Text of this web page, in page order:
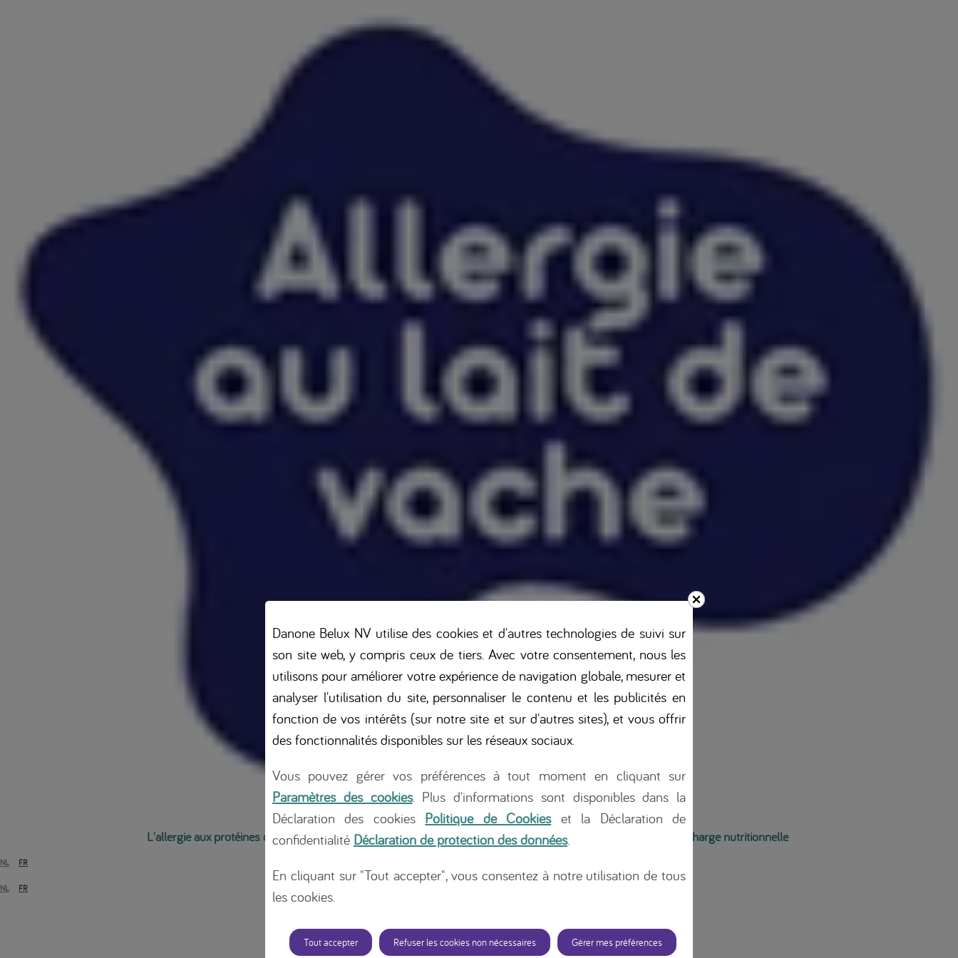
L'allergie aux protéines de lait de vache Les symptômes Le diagnostic Le traitement Prise en charge nutritionnelle
NL FR
NL FR
Danone Belux NV utilise des cookies et d'autres technologies de suivi sur
son site web, y compris ceux de tiers. Avec votre consentement, nous les
utilisons pour améliorer votre expérience de navigation globale, mesurer et
analyser l'utilisation du site, personnaliser le contenu et les publicités en
fonction de vos intérêts (sur notre site et sur d'autres sites), et vous offrir
des fonctionnalités disponibles sur les réseaux sociaux.
Vous pouvez gérer vos préférences à tout moment en cliquant sur
Paramètres des cookies. Plus d'informations sont disponibles dans la
Déclaration des cookies Politique de Cookieset la Déclaration de
confidentialité Déclaration de protection des données.
En cliquant sur "Tout accepter", vous consentez à notre utilisation de tous
les cookies.
Tout accepter Refuser les cookies non nécessaires Gérer mes préférences